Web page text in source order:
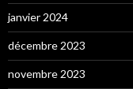
janvier 2024
décembre 2023
novembre 2023